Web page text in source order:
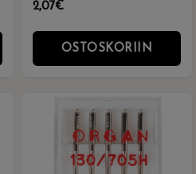
2,07€
OSTOSKORIIN